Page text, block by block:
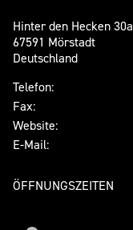
Hinter den Hecken 30a
67591 Mörstadt
Deutschland
Telefon:
Fax:
Website:
E-Mail:
ÖFFNUNGSZEITEN